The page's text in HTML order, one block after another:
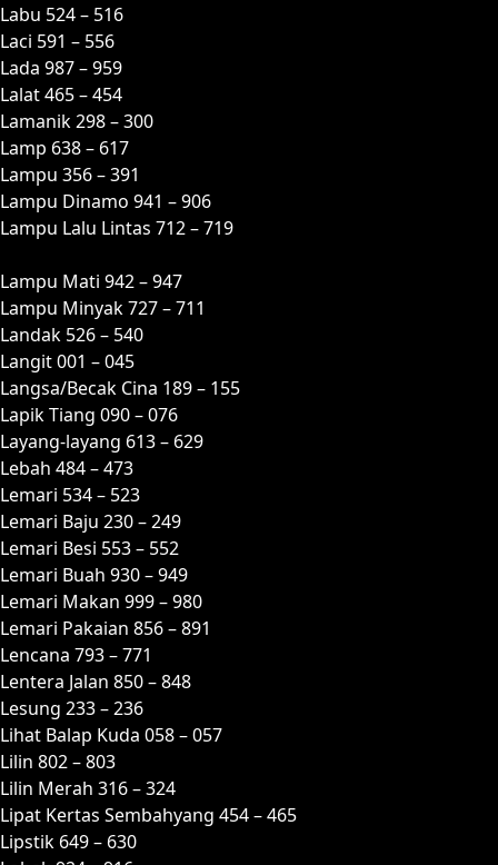
Labu 524 – 516
Laci 591 – 556
Lada 987 – 959
Lalat 465 – 454
Lamanik 298 – 300
Lamp 638 – 617
Lampu 356 – 391
Lampu Dinamo 941 – 906
Lampu Lalu Lintas 712 – 719
Lampu Mati 942 – 947
Lampu Minyak 727 – 711
Landak 526 – 540
Langit 001 – 045
Langsa/Becak Cina 189 – 155
Lapik Tiang 090 – 076
Layang-layang 613 – 629
Lebah 484 – 473
Lemari 534 – 523
Lemari Baju 230 – 249
Lemari Besi 553 – 552
Lemari Buah 930 – 949
Lemari Makan 999 – 980
Lemari Pakaian 856 – 891
Lencana 793 – 771
Lentera Jalan 850 – 848
Lesung 233 – 236
Lihat Balap Kuda 058 – 057
Lilin 802 – 803
Lilin Merah 316 – 324
Lipat Kertas Sembahyang 454 – 465
Lipstik 649 – 630